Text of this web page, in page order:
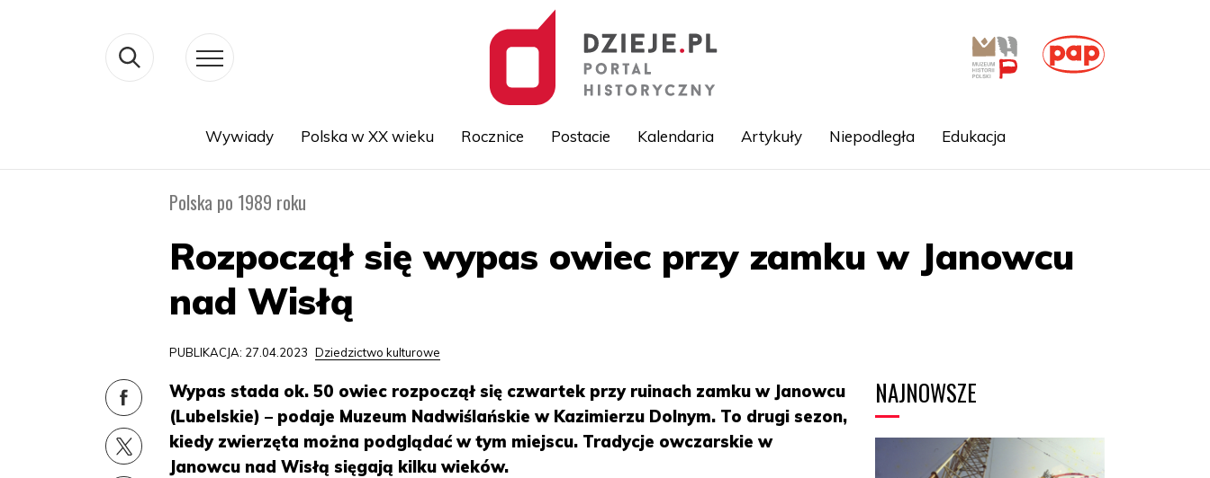
treści
Wywiady Polska w XX wieku Rocznice Postacie Kalendaria Artykuły Niepodległa Edukacja
Polska po 1989 roku
Rozpoczął się wypas owiec przy zamku w Janowcu
nad Wisłą
PUBLIKACJA: 27.04.2023 Dziedzictwo kulturowe
Wypas stada ok. 50 owiec rozpoczął się czwartek przy ruinach zamku w Janowcu
(Lubelskie) – podaje Muzeum Nadwiślańskie w Kazimierzu Dolnym. To drugi sezon,
kiedy zwierzęta można podglądać w tym miejscu. Tradycje owczarskie w
Janowcu nad Wisłą sięgają kilku wieków.
NAJNOWSZE